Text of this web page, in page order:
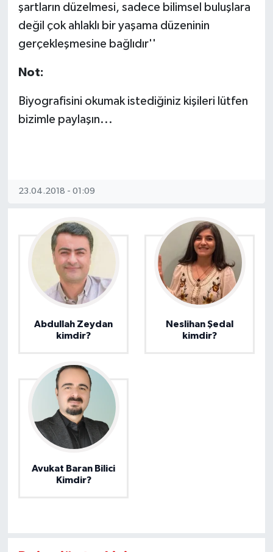
şartların düzelmesi, sadece bilimsel buluşlara
değil çok ahlaklı bir yaşama düzeninin
gerçekleşmesine bağlıdır''
Not:
Biyografisini okumak istediğiniz kişileri lütfen
bizimle paylaşın...
23.04.2018 - 01:09
Abdullah Zeydan
kimdir?
Neslihan Şedal
kimdir?
Avukat Baran Bilici
Kimdir?